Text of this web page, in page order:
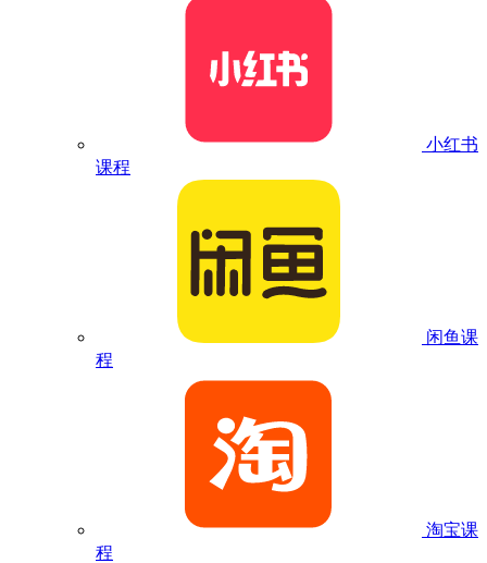
小红书
课程
闲鱼课
程
淘宝课
程